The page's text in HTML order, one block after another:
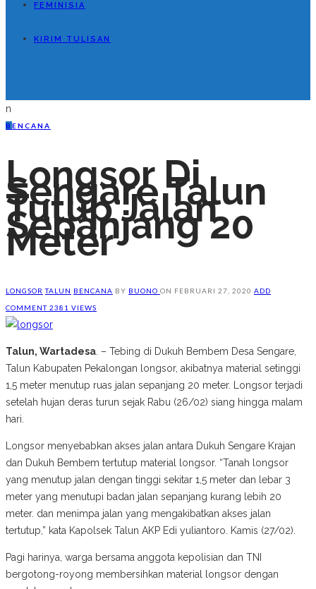
FEMINISIA
KIRIM TULISAN
n
B ENCANA
Longsor Di
Sengare Talun
Tutup Jalan
Sepanjang 20
Meter
LONGSOR TALUN BENCANA BY BUONO ON FEBRUARI 27, 2020 ADD
COMMENT 2381 VIEWS
Talun, Wartadesa . – Tebing di Dukuh Bembem Desa Sengare,
Talun Kabupaten Pekalongan longsor, akibatnya material setinggi
1,5 meter menutup ruas jalan sepanjang 20 meter. Longsor terjadi
setelah hujan deras turun sejak Rabu (26/02) siang hingga malam
hari.
Longsor menyebabkan akses jalan antara Dukuh Sengare Krajan
dan Dukuh Bembem tertutup material longsor. “Tanah longsor
yang menutup jalan dengan tinggi sekitar 1,5 meter dan lebar 3
meter yang menutupi badan jalan sepanjang kurang lebih 20
meter. dan menimpa jalan yang mengakibatkan akses jalan
tertutup,” kata Kapolsek Talun AKP Edi yuliantoro. Kamis (27/02).
Pagi harinya, warga bersama anggota kepolisian dan TNI
bergotong-royong membersihkan material longsor dengan